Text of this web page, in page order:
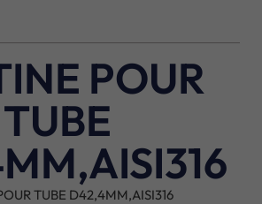
POUR
TUBE
TUBE D42,4MM,AISI316